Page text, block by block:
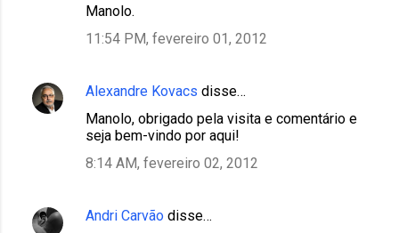
Manolo.
11:54 PM, fevereiro 01, 2012
Alexandre Kovacs disse…
Manolo, obrigado pela visita e comentário e
seja bem-vindo por aqui!
8:14 AM, fevereiro 02, 2012
Andri Carvão disse…